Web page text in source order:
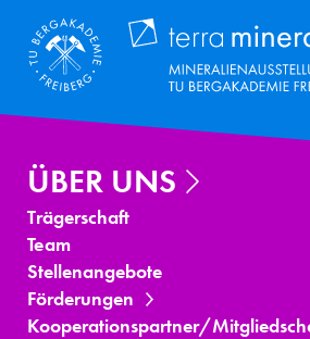
Inhalt
ÜBER UNS
Trägerschaft
Team
Stellenangebote
Förderungen
Kooperationspartner/